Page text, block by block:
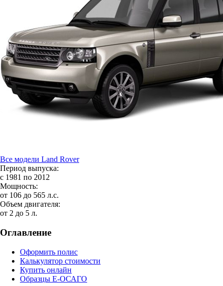
Все модели Land Rover
Период выпуска:
с 1981 по 2012
Мощность:
от 106 до 565 л.с.
Объем двигателя:
от 2 до 5 л.
Оглавление
Оформить полис
Калькулятор стоимости
Купить онлайн
Образцы Е-ОСАГО